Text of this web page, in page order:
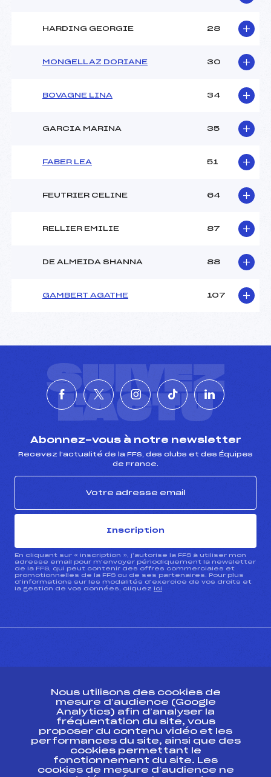
HARDING GEORGIE 28
MONGELLAZ DORIANE 30
BOVAGNE LINA 34
GARCIA MARINA 35
FABER LEA 51
FEUTRIER CELINE 64
RELLIER EMILIE 87
DE ALMEIDA SHANNA 88
GAMBERT AGATHE 107
SUIVEZ
L'ACTU
Abonnez-vous à notre newsletter
Recevez l’actualité de la FFS, des clubs et des Équipes
de France.
Inscription
En cliquant sur « inscription », j’autorise la FFS à utiliser mon
adresse email pour m’envoyer périodiquement la newsletter
de la FFS, qui peut contenir des offres commerciales et
promotionnelles de la FFS ou de ses partenaires. Pour plus
d’informations sur les modalités d’exercice de vos droits et
la gestion de vos données, cliquez ici
Ressources
Pass’Neige
Projet sportif fédéral
Projet de performance fédéral
Nous utilisons des cookies de
mesure d’audience (Google
Analytics) afin d’analyser la
fréquentation du site, vous
proposer du contenu vidéo et les
performances du site, ainsi que des
cookies permettant le
fonctionnement du site. Les
cookies de mesure d’audience ne